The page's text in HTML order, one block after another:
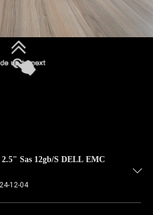
Sas 12gb/S DELL EMC
12-04